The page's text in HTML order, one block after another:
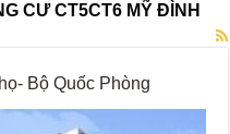
CƯ CT5CT6 MỸ ĐÌNH
Bộ Quốc Phòng